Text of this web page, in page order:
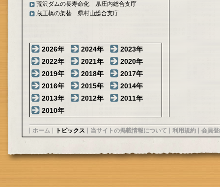
荒沢ダムの長寿命化 県庄内総合支庁
蔵王橋の架替 県村山総合支庁
2026年 2024年
2023年
2022年
2021年
2020年
2019年
2018年
2017年
2016年
2015年
2014年
2013年
2012年
2011年
2010年
ホーム トピックス 当サイトの掲載情報について 利用規約 会員